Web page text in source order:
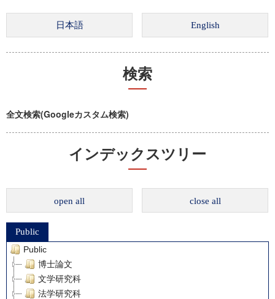
検索
全文検索(Googleカスタム検索)
インデックスツリー
open all close all
Public
Public
博士論文
文学研究科
法学研究科